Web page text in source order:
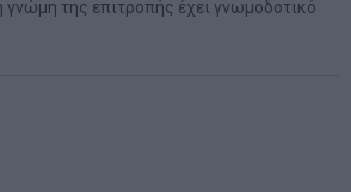
γνώμη της επιτροπής έχει γνωμοδοτικό